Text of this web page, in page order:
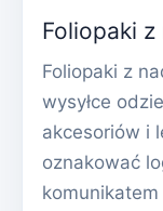
Foliopaki z
Foliopaki z
wysyłce
akcesoriów i
oznakować